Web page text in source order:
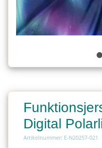
Digital
Artikelnummer: E-N20257-021